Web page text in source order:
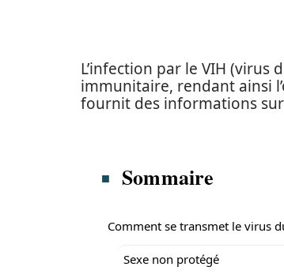
L’infection par le VIH (virus
immunitaire, rendant ainsi
fournit des informations
Sommaire
Comment se transmet le virus
Sexe non protégé